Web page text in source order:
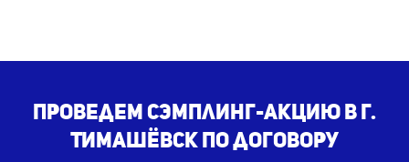
Проведем сэмплинг-акцию в г.
Тимашёвск по договору